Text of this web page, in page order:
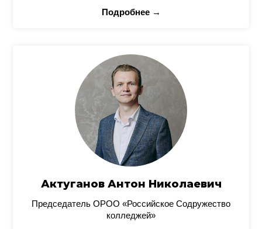
Подробнее →
Актуганов Антон Николаевич
Председатель ОРОО «Российское Содружество
колледжей»